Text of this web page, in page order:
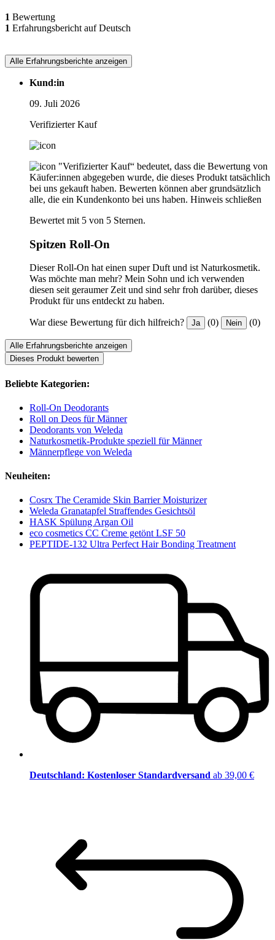
1 Bewertung
1 Erfahrungsbericht auf Deutsch
Alle Erfahrungsberichte anzeigen
Kund:in
09. Juli 2026
Verifizierter Kauf
"Verifizierter Kauf“ bedeutet, dass die Bewertung von
Käufer:innen abgegeben wurde, die dieses Produkt tatsächlich
bei uns gekauft haben. Bewerten können aber grundsätzlich
alle, die ein Kundenkonto bei uns haben. Hinweis schließen
Bewertet mit 5 von 5 Sternen.
Spitzen Roll-On
Dieser Roll-On hat einen super Duft und ist Naturkosmetik.
Was möchte man mehr? Mein Sohn und ich verwenden
diesen seit geraumer Zeit und sind sehr froh darüber, dieses
Produkt für uns entdeckt zu haben.
War diese Bewertung für dich hilfreich? Ja (0) Nein (0)
Alle Erfahrungsberichte anzeigen
Dieses Produkt bewerten
Beliebte Kategorien:
Roll-On Deodorants
Roll on Deos für Männer
Deodorants von Weleda
Naturkosmetik-Produkte speziell für Männer
Männerpflege von Weleda
Neuheiten:
Cosrx The Ceramide Skin Barrier Moisturizer
Weleda Granatapfel Straffendes Gesichtsöl
HASK Spülung Argan Oil
eco cosmetics CC Creme getönt LSF 50
PEPTIDE-132 Ultra Perfect Hair Bonding Treatment
Deutschland: Kostenloser Standardversand ab 39,00 €